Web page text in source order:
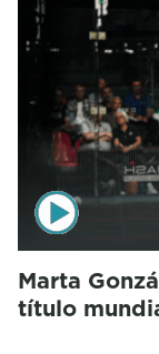
Marta
título